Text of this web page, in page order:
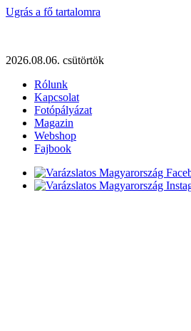
Ugrás a fő tartalomra
2026.08.06. csütörtök
Rólunk
Kapcsolat
Fotópályázat
Magazin
Webshop
Fajbook